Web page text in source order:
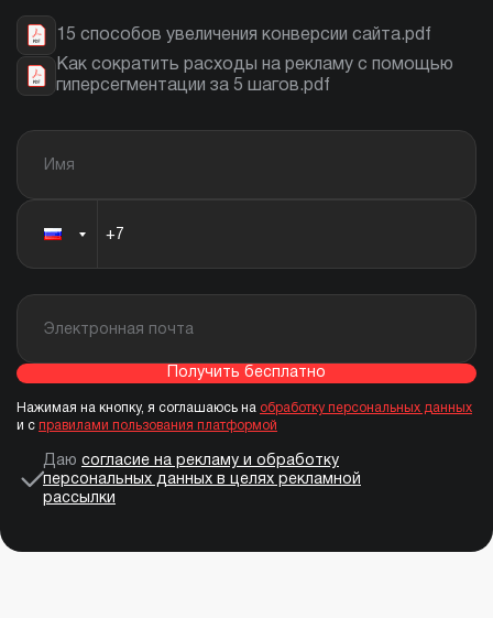
15 способов увеличения конверсии сайта.pdf
Как сократить расходы на рекламу с помощью
гиперсегментации за 5 шагов.pdf
Получить бесплатно
Нажимая на кнопку, я соглашаюсь на обработку персональных данных
и с правилами пользования платформой
Даю согласие на рекламу и обработку
персональных данных в целях рекламной
рассылки